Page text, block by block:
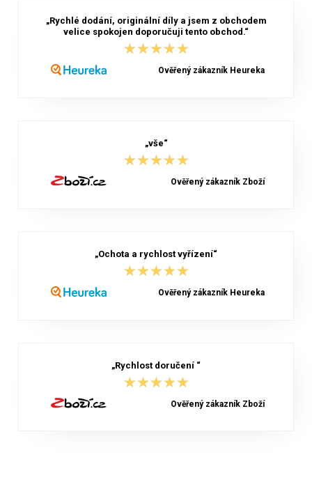
„Rychlé dodání, originální díly a jsem z obchodem
velice spokojen doporučuji tento obchod.“
★★★★★
★★★★★
Ověřený zákazník Heureka
„vše“
★★★★★
★★★★★
Ověřený zákazník Zboží
„Ochota a rychlost vyřízení“
★★★★★
★★★★★
Ověřený zákazník Heureka
„Rychlost doručení “
★★★★★
★★★★★
Ověřený zákazník Zboží